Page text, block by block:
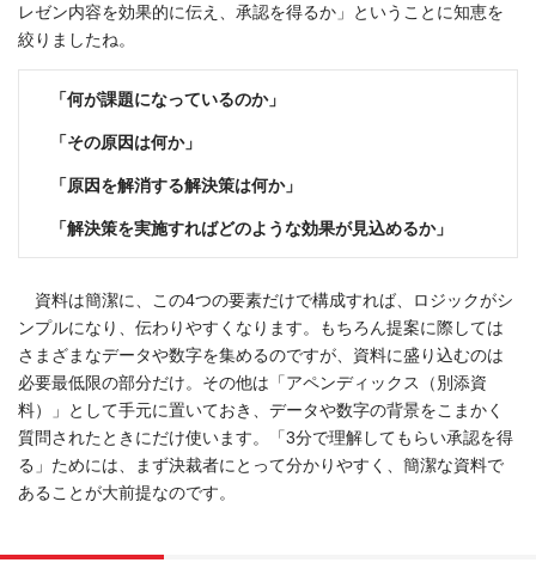
レゼン内容を効果的に伝え、承認を得るか」ということに知恵を
絞りましたね。
「何が課題になっているのか」
「その原因は何か」
「原因を解消する解決策は何か」
「解決策を実施すればどのような効果が見込めるか」
資料は簡潔に、この4つの要素だけで構成すれば、ロジックがシ
ンプルになり、伝わりやすくなります。もちろん提案に際しては
さまざまなデータや数字を集めるのですが、資料に盛り込むのは
必要最低限の部分だけ。その他は「アペンディックス（別添資
料）」として手元に置いておき、データや数字の背景をこまかく
質問されたときにだけ使います。「3分で理解してもらい承認を得
る」ためには、まず決裁者にとって分かりやすく、簡潔な資料で
あることが大前提なのです。